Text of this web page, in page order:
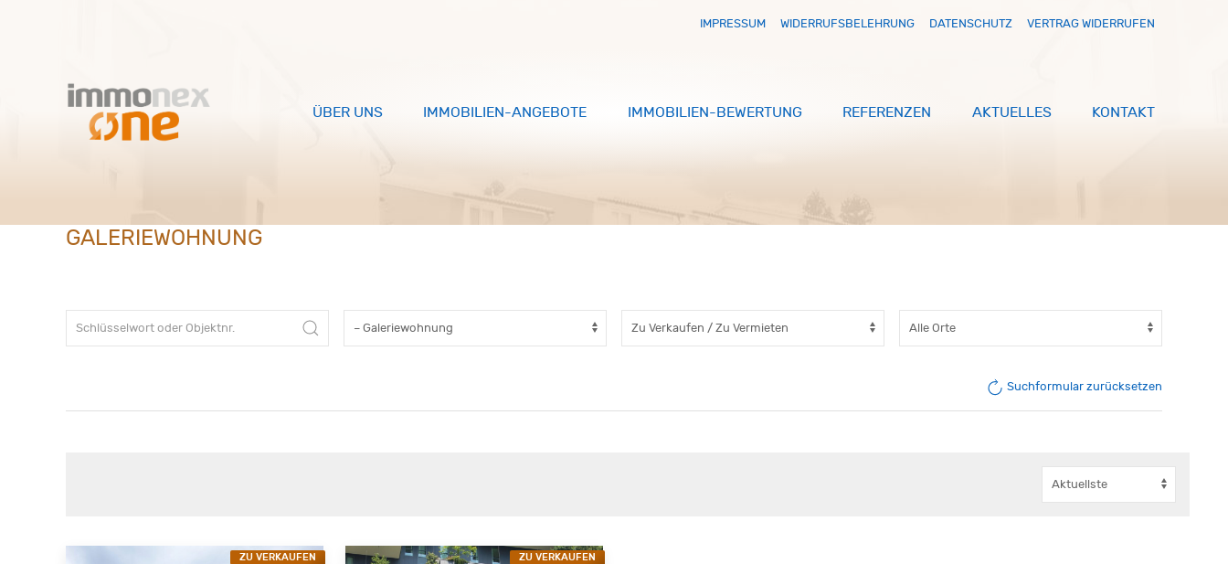
IMPRESSUM WIDERRUFSBELEHRUNG DATENSCHUTZ VERTRAG WIDERRUFEN
ÜBER UNS IMMOBILIEN-ANGEBOTE IMMOBILIEN-BEWERTUNG REFERENZEN AKTUELLES KONTAKT
GALERIEWOHNUNG
Suchformular zurücksetzen
ZU VERKAUFEN
ZU VERKAUFEN